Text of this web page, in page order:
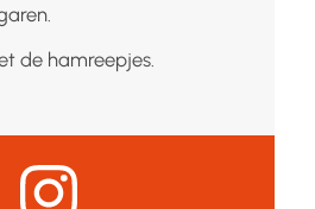
de hamreepjes.